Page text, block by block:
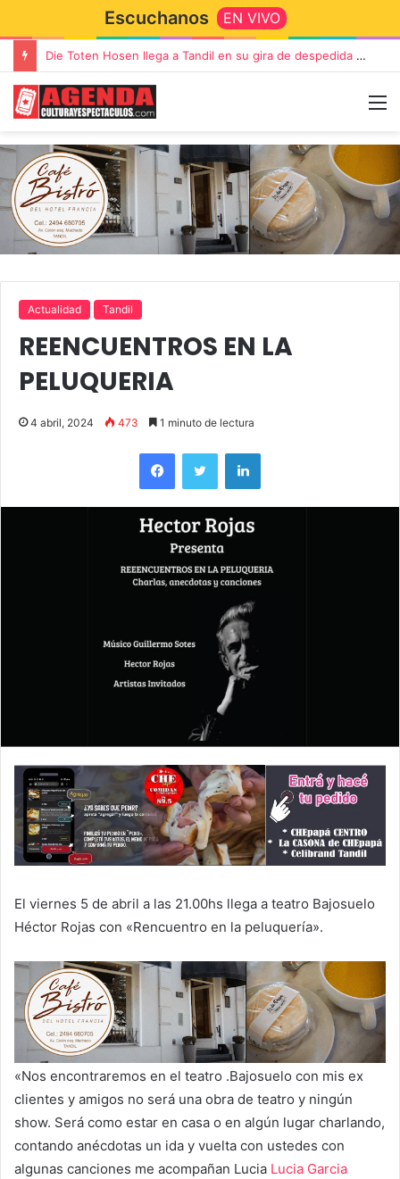
Escuchanos EN VIVO
Die Toten Hosen llega a Tandil en su gira de despedida «Fútbol, Asado, Vino y Adiós Amigos»
Actualidad Tandil
REENCUENTROS EN LA
PELUQUERIA
4 abril, 2024 473 1 minuto de lectura
El viernes 5 de abril a las 21.00hs llega a teatro Bajosuelo
Héctor Rojas con «Rencuentro en la peluquería».
«Nos encontraremos en el teatro .Bajosuelo con mis ex
clientes y amigos no será una obra de teatro y ningún
show. Será como estar en casa o en algún lugar charlando,
contando anécdotas un ida y vuelta con ustedes con
algunas canciones me acompañan Lucia Lucia Garcia